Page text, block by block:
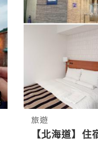
旅遊
【北海道】